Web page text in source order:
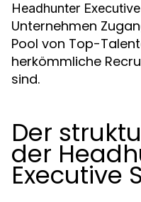
Headhunter
Unternehmen
Pool von Top-
herkömmliche
sind.
Der
der
Executive